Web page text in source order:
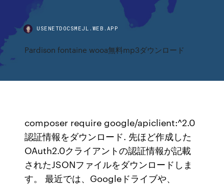
USENETDOCSMEJL.WEB.APP
Pardison fontaine wooa無料mp3ダウンロード
composer require google/apiclient:^2.0
認証情報をダウンロード. 先ほど作成した
OAuth2.0クライアントの認証情報が記載
されたJSONファイルをダウンロードしま
す。 最近では、Googleドライブや、